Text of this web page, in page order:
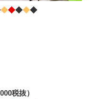
◆◆◆◆◆
税抜）